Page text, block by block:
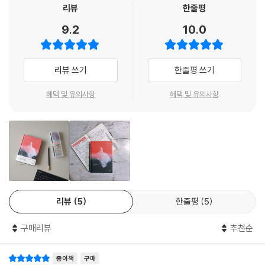
하게 되면서, 주도적인 삶을 살아온 것처럼 보이는 그녀에게도 결국 피할
마차도는 이 소설집에서 섹스와 죽음을 주요한 테마로 삼는데, 아포칼립스
를 배경으로 한 「목록」과 「현실의 여자들은 몸이 있다」에서 이 점은 더욱 두
드러진다. 「목록들」에는 한 여성이 어린 시절부터, 바이러스로 인해 세상이
멸망해가는 현재에 이르기까지 섹슈얼한 관계를 맺은 모든 남자와 여자들
의 목록이 나열된다. 이 바이러스는 신체 접촉을 통해 감염되지만 취약한
사람을 찾는다. 「목록들」에서 모두에게 공평하게 종말이 닥친다면, 「현실
의 여자들은 몸이 있다」에서 소멸을 맞이하는 것은 여성들, 그중에서도 특
히 퀴어로 추정되는 자들뿐이다. 여자들은 어느 날부터 점점 몸이 투명해
지다 결국 형체가 완전히 사라져버리고, 이 세상에 존재하기 위한 방법은
드레스에 투명한 몸이 꿰매어지는 것뿐이다. 소멸의 대상이 되지 않는 남
성들과 시스젠더 여성들이 이런 현실에 아랑곳없이 일상을 유지해가는 가
운데, 주인공은 여자친구 페트라가 서서히 사라져가는 모습을 바로 옆에서
8편의 단편 중 가장 긴 분량을 차지하는 「특히 극악한 범죄」는 형식적으로
반〉의 두 주인공 벤슨과 스테이블러를 소설에 등장시키되, 300편에 달하
리뷰
9.2
리뷰 쓰기
혜택 및 유의사항
한줄평
10.0
한줄평 쓰기
혜택 및 유의사항
리뷰 5 한줄평 5
구매리뷰 추천순
종이책 구매